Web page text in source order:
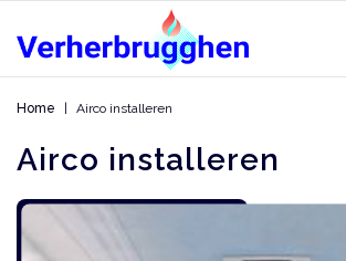
Home Airco installeren
Airco installeren